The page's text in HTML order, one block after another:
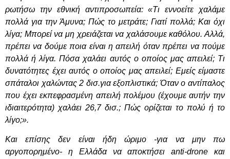
ρωτήσω την εθνική αντιπροσωπεία: «Τι εννοείτε χαλάμε
πολλά για την Άμυνα; Πώς το μετράτε; Γιατί πολλά; Και όχι
λίγα; Μπορεί να μη χρειάζεται να χαλάσουμε καθόλου. Αλλά,
πρέπει να δούμε ποια είναι η απειλή όταν πρέπει να πούμε
πολλά ή λίγα. Πόσα χαλάει αυτός ο οποίος μας απειλεί; Τι
δυνατότητες έχει αυτός ο οποίος μας απειλεί; Εμείς είμαστε
σπάταλοι χαλώντας 2 δισ.για εξοπλιστικά; Όταν ο αντίπαλος
που έχει εκπεφρασμένη απειλή πολέμου (έχουμε αυτήν την
ιδιαιτερότητα) χαλάει 26,7 δισ.; Πώς ορίζεται το πολύ ή το
λίγο;».
Και επίσης δεν είναι ήδη ώριμο -για να μην πω
αργοπορημένο- η Ελλάδα να αποκτήσει anti-drone και